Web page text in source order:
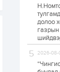
долоо
2026-08-